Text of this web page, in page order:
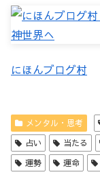
にほんブログ村
メンタル・思考
占い
当たる
運勢
運命